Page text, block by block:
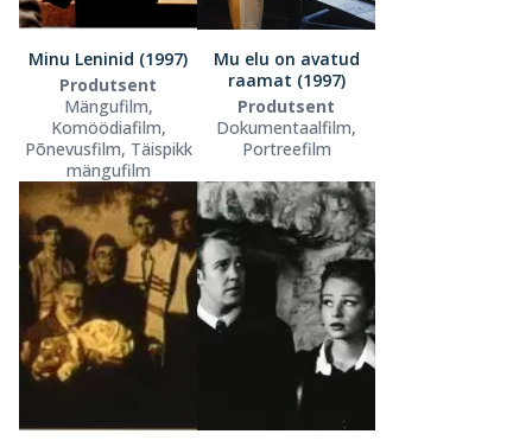
Minu Leninid (1997)
Produtsent
Mängufilm,
Komöödiafilm,
Põnevusfilm, Täispikk
mängufilm
Mu elu on avatud
raamat (1997)
Produtsent
Dokumentaalfilm,
Portreefilm